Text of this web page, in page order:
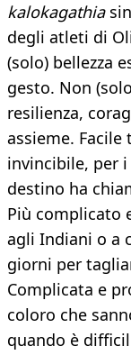
kalokagathia
degli atleti di
(solo) bellezza
gesto. Non
resilienza,
assieme.
invincibile, per
destino ha
Più complicato
agli Indiani o a
giorni per
Complicata e
coloro che
quando è